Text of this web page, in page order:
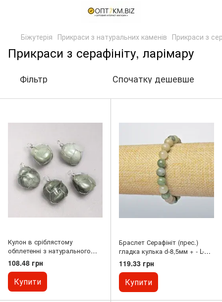
Біжутерія Прикраси з натуральних каменів Прикраси з
Прикраси з серафініту, ларімару
Фільтр Спочатку дешевше
Кулон в сріблястому
обплетенні з натурального
каменю Серафініт d-35х20мм+-
108.48 грн
Купити
Браслет Серафініт (прес.)
гладка кулька d-8,5мм + - L-
18см + - (стрейч)
119.33 грн
Купити